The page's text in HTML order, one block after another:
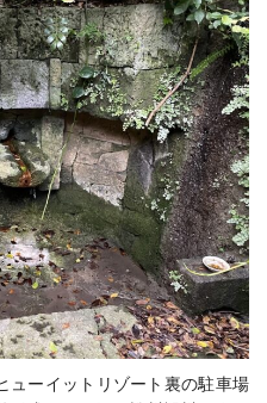
ューイットリゾート裏の駐車場